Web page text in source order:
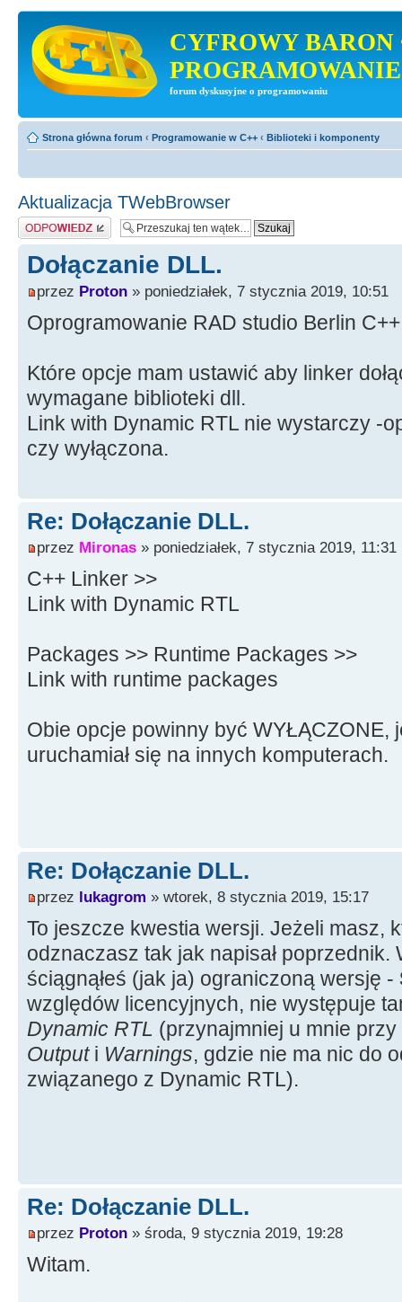
CYFROWY BARON
PROGRAMOWANIE
forum dyskusyjne o programowaniu
Strona główna forum ‹ Programowanie w C++ ‹ Biblioteki i komponenty
Aktualizacja TWebBrowser
Odpowiedz
Dołączanie DLL.
przez Proton » poniedziałek, 7 stycznia 2019, 10:51
Oprogramowanie RAD studio Berlin
Które opcje mam ustawić aby linker
wymagane biblioteki dll.
Link with Dynamic RTL nie wystarczy -
czy wyłączona.
Re: Dołączanie DLL.
przez Mironas » poniedziałek, 7 stycznia 2019, 11:31
C++ Linker >>
Link with Dynamic RTL
Packages >> Runtime Packages >>
Link with runtime packages
Obie opcje powinny być WYŁĄCZONE,
uruchamiał się na innych komputerach.
Re: Dołączanie DLL.
przez lukagrom » wtorek, 8 stycznia 2019, 15:17
To jeszcze kwestia wersji. Jeżeli masz,
odznaczasz tak jak napisał poprzednik.
ściągnąłeś (jak ja) ograniczoną wersję -
względów licencyjnych, nie występuje
Dynamic RTL (przynajmniej u mnie
Outputi Warnings, gdzie nie ma nic do
związanego z Dynamic RTL).
Re: Dołączanie DLL.
przez Proton » środa, 9 stycznia 2019, 19:28
Witam.